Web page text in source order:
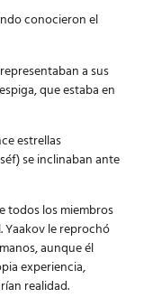
conocieron el
a sus
que estaba en
estrellas
se inclinaban ante
todos los miembros
Yaakov le reprochó
aunque él
experiencia,
realidad.